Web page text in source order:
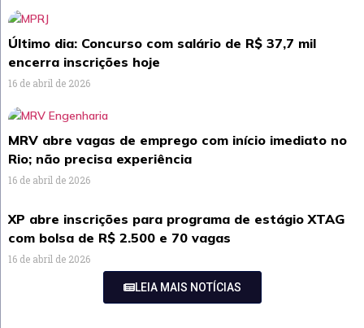
Último dia: Concurso com salário de R$ 37,7 mil
encerra inscrições hoje
16 de abril de 2026
MRV abre vagas de emprego com início imediato no
Rio; não precisa experiência
16 de abril de 2026
XP abre inscrições para programa de estágio XTAG
com bolsa de R$ 2.500 e 70 vagas
16 de abril de 2026
LEIA MAIS NOTÍCIAS